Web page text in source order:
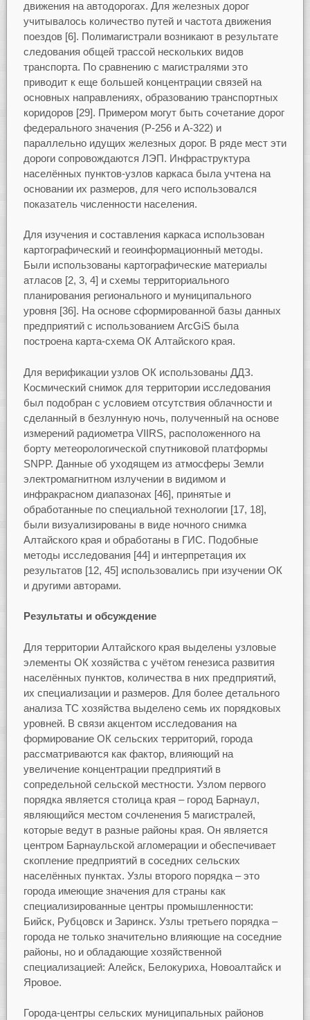
движения на автодорогах. Для железных дорог
учитывалось количество путей и частота движения
поездов [6]. Полимагистрали возникают в результате
следования общей трассой нескольких видов
транспорта. По сравнению с магистралями это
приводит к еще большей концентрации связей на
основных направлениях, образованию транспортных
коридоров [29]. Примером могут быть сочетание дорог
федерального значения (Р-256 и A-322) и
параллельно идущих железных дорог. В ряде мест эти
дороги сопровождаются ЛЭП. Инфраструктура
населённых пунктов-узлов каркаса была учтена на
основании их размеров, для чего использовался
показатель численности населения.
Для изучения и составления каркаса использован
картографический и геоинформационный методы.
Были использованы картографические материалы
атласов [2, 3, 4] и схемы территориального
планирования регионального и муниципального
уровня [36]. На основе сформированной базы данных
предприятий с использованием ArcGiS была
построена карта-схема ОК Алтайского края.
Для верификации узлов ОК использованы ДДЗ.
Космический снимок для территории исследования
был подобран с условием отсутствия облачности и
сделанный в безлунную ночь, полученный на основе
измерений радиометра VIIRS, расположенного на
борту метеорологической спутниковой платформы
SNPP. Данные об уходящем из атмосферы Земли
электромагнитном излучении в видимом и
инфракрасном диапазонах [46], принятые и
обработанные по специальной технологии [17, 18],
были визуализированы в виде ночного снимка
Алтайского края и обработаны в ГИС. Подобные
методы исследования [44] и интерпретация их
результатов [12, 45] использовались при изучении ОК
и другими авторами.
Результаты и обсуждение
Для территории Алтайского края выделены узловые
элементы ОК хозяйства с учётом генезиса развития
населённых пунктов, количества в них предприятий,
их специализации и размеров. Для более детального
анализа ТС хозяйства выделено семь их порядковых
уровней. В связи акцентом исследования на
формирование ОК сельских территорий, города
рассматриваются как фактор, влияющий на
увеличение концентрации предприятий в
сопредельной сельской местности. Узлом первого
порядка является столица края – город Барнаул,
являющийся местом сочленения 5 магистралей,
которые ведут в разные районы края. Он является
центром Барнаульской агломерации и обеспечивает
скопление предприятий в соседних сельских
населённых пунктах. Узлы второго порядка – это
города имеющие значения для страны как
специализированные центры промышленности:
Бийск, Рубцовск и Заринск. Узлы третьего порядка –
города не только значительно влияющие на соседние
районы, но и обладающие хозяйственной
специализацией: Алейск, Белокуриха, Новоалтайск и
Яровое.
Города-центры сельских муниципальных районов